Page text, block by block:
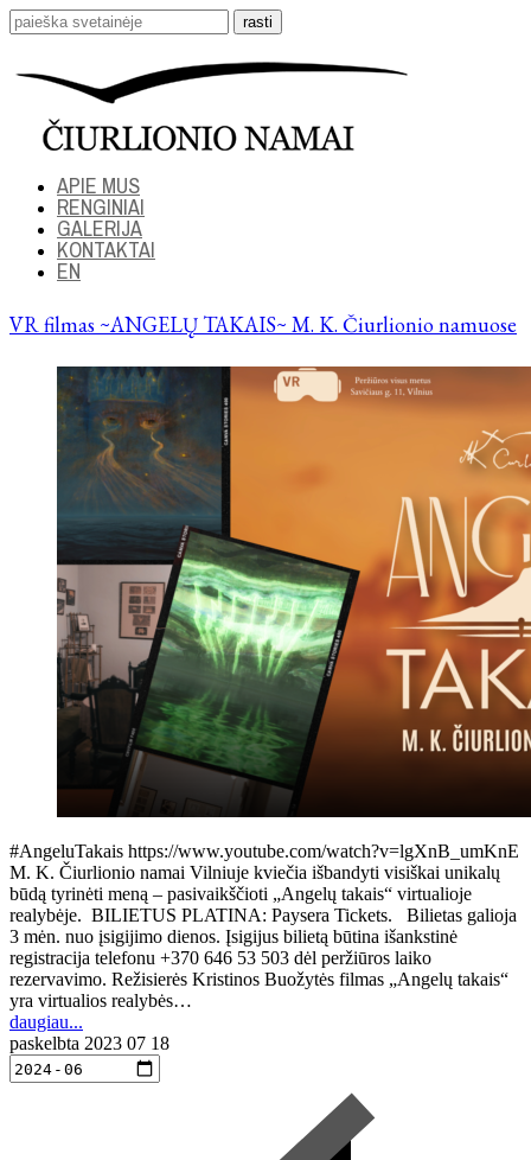
APIE MUS
RENGINIAI
GALERIJA
KONTAKTAI
EN
VR filmas ~ANGELŲ TAKAIS~ M. K. Čiurlionio namuose
#AngeluTakais https://www.youtube.com/watch?v=lgXnB_umKnE
M. K. Čiurlionio namai Vilniuje kviečia išbandyti visiškai unikalų
būdą tyrinėti meną – pasivaikščioti „Angelų takais“ virtualioje
realybėje. BILIETUS PLATINA: Paysera Tickets. Bilietas galioja
3 mėn. nuo įsigijimo dienos. Įsigijus bilietą būtina išankstinė
registracija telefonu +370 646 53 503 dėl peržiūros laiko
rezervavimo. Režisierės Kristinos Buožytės filmas „Angelų takais“
yra virtualios realybės…
daugiau...
paskelbta 2023 07 18